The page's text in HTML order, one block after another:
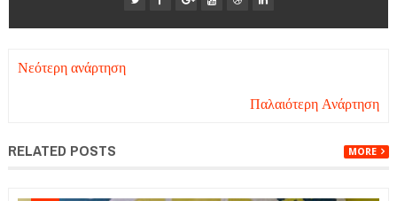
Νεότερη ανάρτηση
Παλαιότερη Ανάρτηση
RELATED POSTS MORE